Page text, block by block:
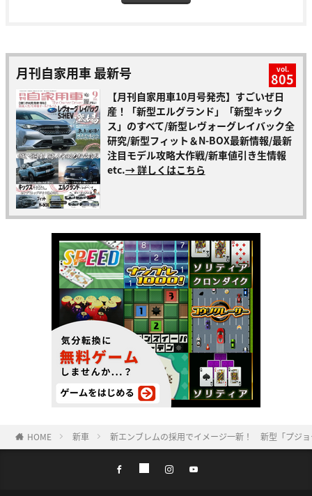
月刊自家用車 最新号 vol.
805
【月刊自家用車10月号発売】すごいぜ日
産！「新型エルグランド」「新型キック
ス」のすべて/新型レヴォーグレイバック全
研究/新型フィット＆N-BOX最新情報/最新
注目モデル攻略大作戦/新車値引き生情報
etc.→ 詳しくはこちら
HOME 新車 新エンブレムの採用でイメージ一新！ 新型「プジ